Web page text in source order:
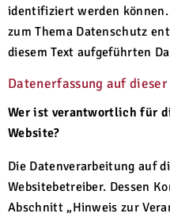
identifiziert werden
zum Thema Datenschutz
diesem Text aufgeführten
Datenerfassung auf dieser
Wer ist verantwortlich für
Website?
Die Datenverarbeitung auf
Websitebetreiber. Dessen
Abschnitt „Hinweis zur